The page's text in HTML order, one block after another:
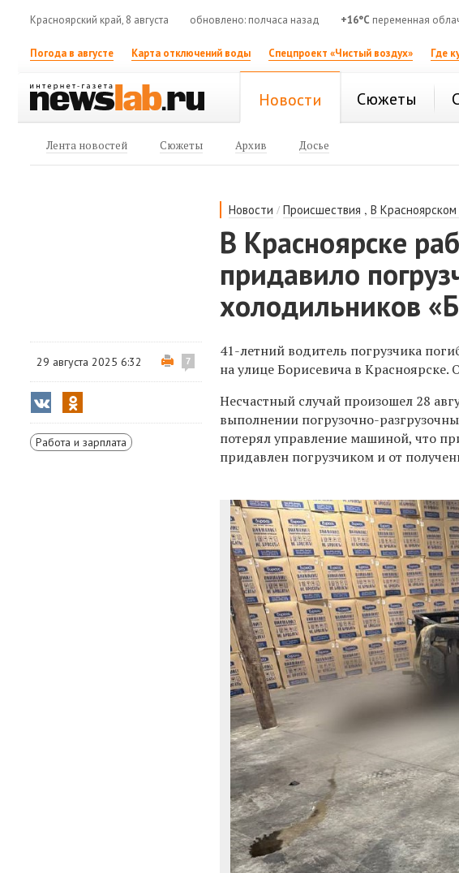
Красноярский край, 8 августа обновлено: полчаса назад +16°C переменная
Погода в августе Карта отключений воды Спецпроект «Чистый воздух» Где
Новости Сюжеты
Лента новостей Сюжеты Архив Досье
Новости /Происшествия ,В Красноярском
В Красноярске
придавило
холодильников
29 августа 2025 6:32 7
Работа и зарплата
41-летний водитель погрузчика
на улице Борисевича в
Несчастный случай произошел 28
выполнении погрузочно-
потерял управление машиной, что
придавлен погрузчиком и от